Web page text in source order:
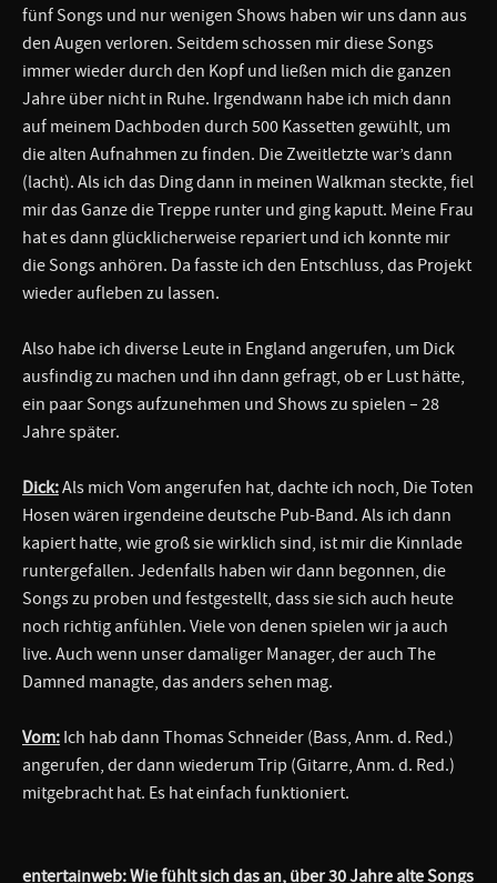
fünf Songs und nur wenigen Shows haben wir uns dann aus
den Augen verloren. Seitdem schossen mir diese Songs
immer wieder durch den Kopf und ließen mich die ganzen
Jahre über nicht in Ruhe. Irgendwann habe ich mich dann
auf meinem Dachboden durch 500 Kassetten gewühlt, um
die alten Aufnahmen zu finden. Die Zweitletzte war’s dann
(lacht). Als ich das Ding dann in meinen Walkman steckte, fiel
mir das Ganze die Treppe runter und ging kaputt. Meine Frau
hat es dann glücklicherweise repariert und ich konnte mir
die Songs anhören. Da fasste ich den Entschluss, das Projekt
wieder aufleben zu lassen.
Also habe ich diverse Leute in England angerufen, um Dick
ausfindig zu machen und ihn dann gefragt, ob er Lust hätte,
ein paar Songs aufzunehmen und Shows zu spielen – 28
Jahre später.
Dick:Als mich Vom angerufen hat, dachte ich noch, Die Toten
Hosen wären irgendeine deutsche Pub-Band. Als ich dann
kapiert hatte, wie groß sie wirklich sind, ist mir die Kinnlade
runtergefallen. Jedenfalls haben wir dann begonnen, die
Songs zu proben und festgestellt, dass sie sich auch heute
noch richtig anfühlen. Viele von denen spielen wir ja auch
live. Auch wenn unser damaliger Manager, der auch The
Damned managte, das anders sehen mag.
Vom: Ich hab dann Thomas Schneider (Bass, Anm. d. Red.)
angerufen, der dann wiederum Trip (Gitarre, Anm. d. Red.)
mitgebracht hat. Es hat einfach funktioniert.
entertainweb: Wie fühlt sich das an, über 30 Jahre alte Songs